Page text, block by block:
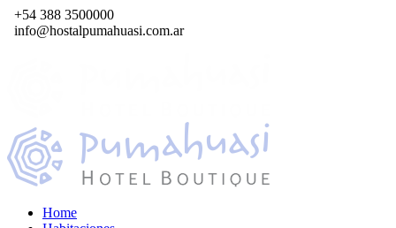
+54 388 3500000
info@hostalpumahuasi.com.ar
Home